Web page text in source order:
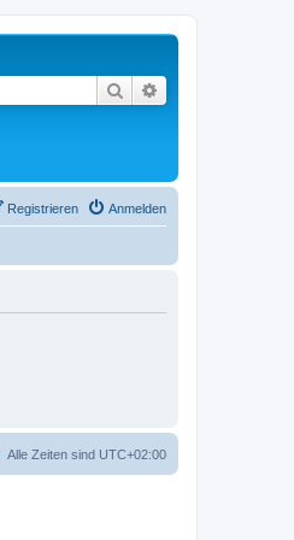
Suche
Anmelden
Registrieren
Alle Zeiten sind UTC+02:00